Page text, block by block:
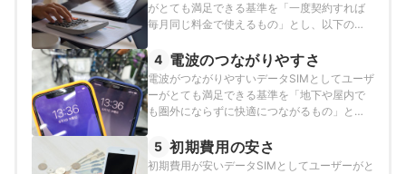
がとても満足できる基準を「一度契約すれば
毎月同じ料金で使えるもの」とし、以下の方
7月2日時点の情報をもとに検証を行っていま
す。
4 電波のつながりやすさ
電波がつながりやすいデータSIMとしてユーザ
ーがとても満足できる基準を「地下や屋内で
も圏外にならずに快適につながるもの」と
した。2025年7月24日に記録した実測値の情
報をもとに調査・評価しています。
5 初期費用の安さ
初期費用が安いデータSIMとしてユーザーがと